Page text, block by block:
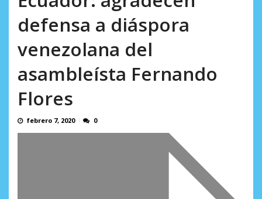
defensa a diáspora
venezolana del
asambleísta Fernando
Flores
febrero 7, 2020 0